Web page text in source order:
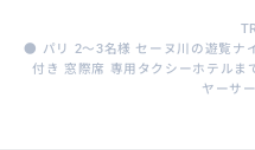
● パリ 2〜3名様 セーヌ川の遊覧ナ
付き 窓際席 専用タクシーホテルま
ヤーサ